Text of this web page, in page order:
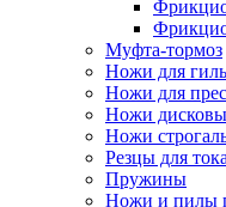
Муфта-тормоз
Ножи для
Ножи для
Ножи
Ножи
Резцы для
Пружины
Ножи и пилы